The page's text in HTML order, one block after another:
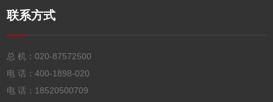
联系方式
总 机：020-87572500
电 话：400-1898-020
电 话： 18520500709